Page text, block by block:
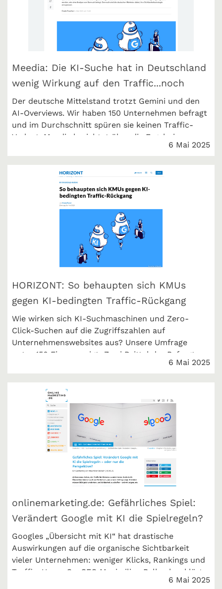
Meedia: Die KI-Suche hat in Deutschland
wenig Wirkung auf den Traffic...noch
Der deutsche Mittelstand trotzt Gemini und den
AI-Overviews. Wir haben 150 Unternehmen befragt
und im Durchschnitt spüren sie keinen Traffic-
Verlust. Meedia berichtet über die Ergebnisse.
6 Mai 2025
HORIZONT: So behaupten sich KMUs
gegen KI-bedingten Traffic-Rückgang
Wie wirken sich KI-Suchmaschinen und Zero-
Click-Suchen auf die Zugriffszahlen auf
Unternehmenswebsites aus? Unsere Umfrage
unter 150 Firmen zeigt: Zwei Drittel der Befragten
6 Mai 2025
onlinemarketing.de: Gefährliches Spiel:
Verändert Google mit KI die Spielregeln?
Googles „Übersicht mit KI“ hat drastische
Auswirkungen auf die organische Sichtbarkeit
vieler Unternehmen: weniger Klicks, Rankings und
Traffic. Unser Co-CEO Maximilian Balbach erklärt
in seinem Gastbeitrag bei @onlinemarketing.de,
6 Mai 2025